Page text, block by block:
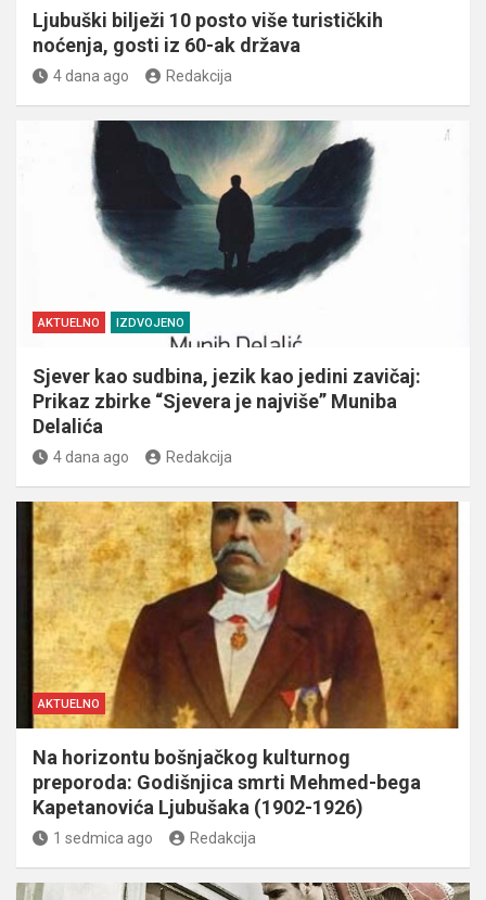
Ljubuški bilježi 10 posto više turističkih
noćenja, gosti iz 60-ak država
4 dana ago Redakcija
AKTUELNO IZDVOJENO
Sjever kao sudbina, jezik kao jedini zavičaj:
Prikaz zbirke “Sjevera je najviše” Muniba
Delalića
4 dana ago Redakcija
AKTUELNO
Na horizontu bošnjačkog kulturnog
preporoda: Godišnjica smrti Mehmed-bega
Kapetanovića Ljubušaka (1902-1926)
1 sedmica ago Redakcija